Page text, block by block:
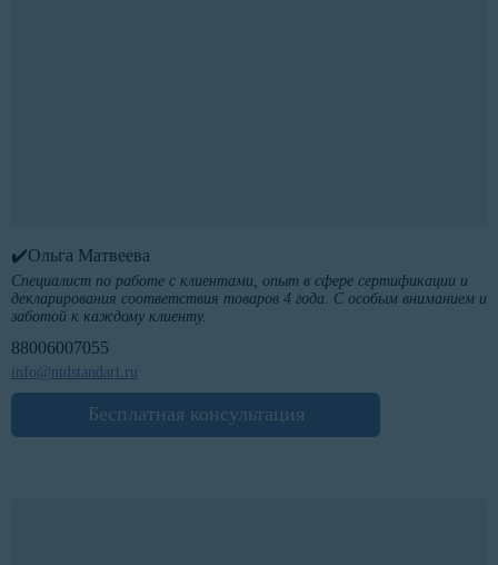
✔️Ольга Матвеева
Специалист по работе с клиентами, опыт в сфере сертификации и
декларирования соответствия товаров 4 года. С особым вниманием и
заботой к каждому клиенту.
88006007055
info@ntdstandart.ru
Бесплатная консультация